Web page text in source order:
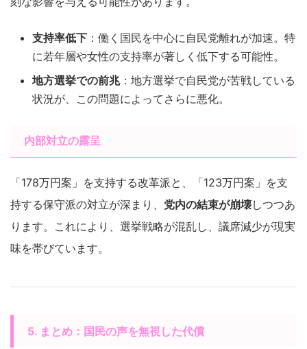
支持率低下 ：働く国民を中心に自民党離れが加速。特
に若年層や女性の支持率が著しく低下する可能性。
地方選挙での前兆：地方選挙で自民党が苦戦している
状況が、この問題によってさらに悪化。
内部対立の露呈
「178万円案」を支持する改革派と、「123万円案」を支
持する保守派の対立が深まり、 党内の結束が崩壊しつつあ
ります。これにより、選挙戦略が混乱し、議席減少が現実
味を帯びています。
5. まとめ：国民の声を無視した代償